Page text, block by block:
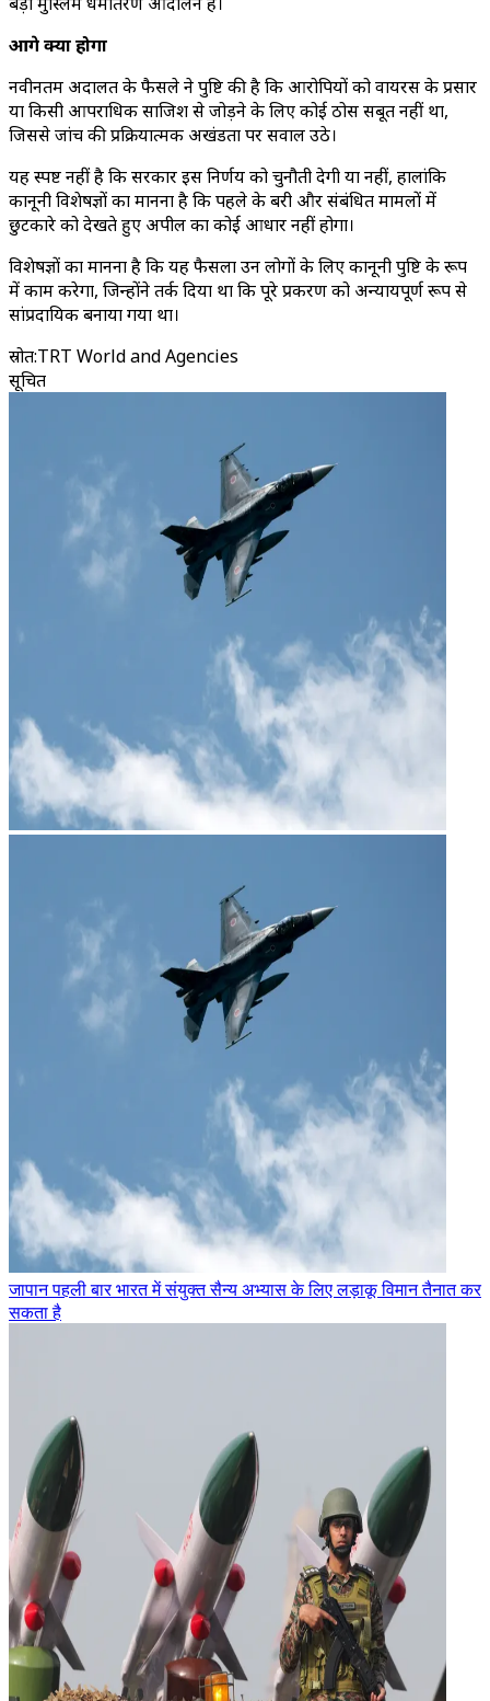
आगे क्या होगा
नवीनतम अदालत के फैसले ने पुष्टि की है कि आरोपियों को वायरस के प्रसार
या किसी आपराधिक साजिश से जोड़ने के लिए कोई ठोस सबूत नहीं था,
जिससे जांच की प्रक्रियात्मक अखंडता पर सवाल उठे।
यह स्पष्ट नहीं है कि सरकार इस निर्णय को चुनौती देगी या नहीं, हालांकि
कानूनी विशेषज्ञों का मानना है कि पहले के बरी और संबंधित मामलों में
छुटकारे को देखते हुए अपील का कोई आधार नहीं होगा।
विशेषज्ञों का मानना है कि यह फैसला उन लोगों के लिए कानूनी पुष्टि के रूप
में काम करेगा, जिन्होंने तर्क दिया था कि पूरे प्रकरण को अन्यायपूर्ण रूप से
सांप्रदायिक बनाया गया था।
स्रोत:TRT World and Agencies
सूचित
जापान पहली बार भारत में संयुक्त सैन्य अभ्यास के लिए लड़ाकू विमान तैनात कर
सकता है